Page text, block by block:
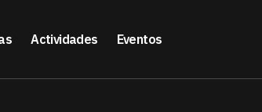
Actividades Eventos